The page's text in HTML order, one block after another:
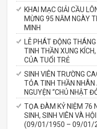
KHAI MẠC GIẢI CẦU
MỪNG 95 NĂM NGÀY
MINH
LỄ PHÁT ĐỘNG
TINH THẦN XUNG
CỦA TUỔI TRẺ
SINH VIÊN TRƯỜNG
TỎA TINH THẦN NHÂN
NGUYỆN “CHỦ NHẬT
TỌA ĐÀM KỶ NIỆM 76
SINH, SINH VIÊN VÀ
(09/01/1950 – 09/01/